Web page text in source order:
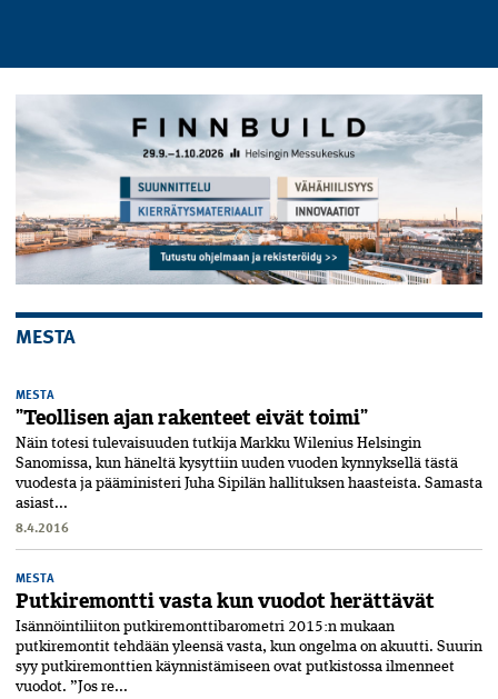
MESTA
MESTA
”Teollisen ajan rakenteet eivät toimi”
Näin totesi tulevaisuuden tutkija Markku Wilenius Helsingin
Sanomissa, kun häneltä kysyttiin uuden vuoden kynnyksellä tästä
vuodesta ja pääministeri Juha Sipilän hallituksen haasteista. Samasta
asiast...
8.4.2016
MESTA
Putkiremontti vasta kun vuodot herättävät
Isännöintiliiton putkiremonttibarometri 2015:n mukaan
putkiremontit tehdään yleensä vasta, kun ongelma on akuutti. Suurin
syy putkiremonttien käynnistämiseen ovat putkistossa ilmenneet
vuodot. ”Jos re...